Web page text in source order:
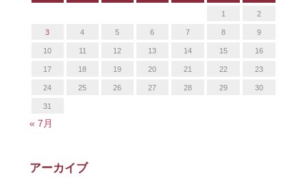
1 2
3 4 5 6 7 8 9
10 11 12 13 14 15 16
17 18 19 20 21 22 23
24 25 26 27 28 29 30
31
« 7月
アーカイブ